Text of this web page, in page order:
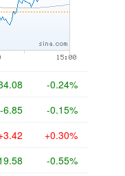
-0.24%
-6.85 -0.15%
+0.30%
-0.55%